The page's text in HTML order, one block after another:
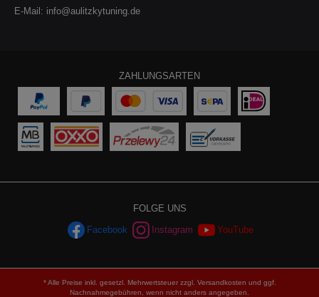
E-Mail: info@aulitzkytuning.de
ZAHLUNGSARTEN
FOLGE UNS
Facebook Instagram YouTube
* Alle Preise inkl. gesetzl. Mehrwertsteuer zzgl. Versandkosten und ggf.
Nachnahmegebühren, wenn nicht anders angegeben.